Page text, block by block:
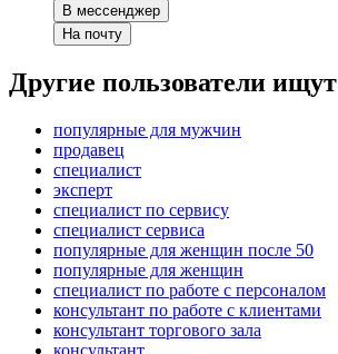
В мессенджер
На почту
Другие пользователи ищут
популярные для мужчин
продавец
специалист
эксперт
специалист по сервису
специалист сервиса
популярные для женщин после 50
популярные для женщин
специалист по работе с персоналом
консультант по работе с клиентами
консультант торгового зала
консультант